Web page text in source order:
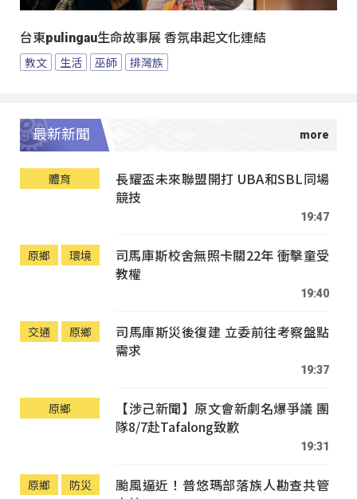
台東pulingau生命故事展 香氛串起文化連結
教文 生活 巫師 排灣族
最新新聞
體育
長耀盃未來聯盟開打 UBA和SBL同場
競技
19:47
原鄉 環境
司馬庫斯校舍無照卡關22年 衝擊童受
教權
19:40
交通 原鄉
司馬庫斯災後復建 立委前往考察盤點
需求
19:37
原鄉
【涉己新聞】原文會新劇名爆爭議 團
隊8/7赴Tafalong致歉
19:31
原鄉 防災
颱風逼近！普悠瑪部落族人勘查共管